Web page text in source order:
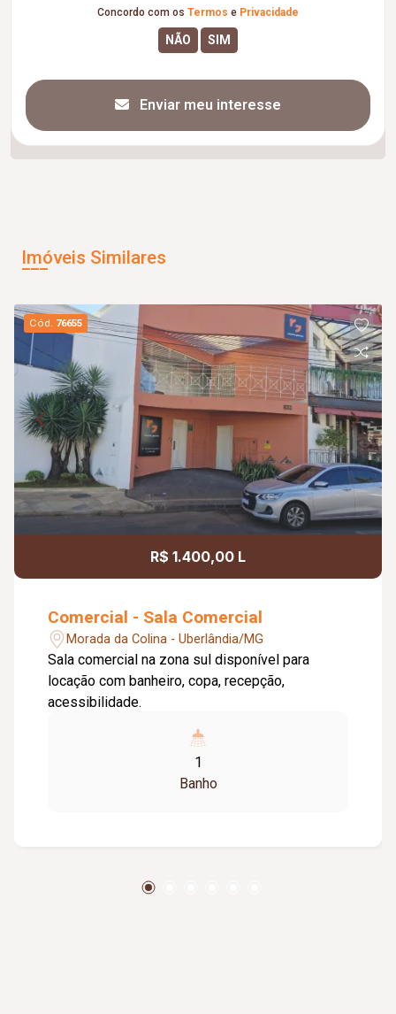
Concordo com os Termos e Privacidade
Enviar meu interesse
Imóveis Similares
Cód. 76655
R$ 1.400,00 L
Comercial - Sala Comercial
Morada da Colina - Uberlândia/MG
Sala comercial na zona sul disponível para
locação com banheiro, copa, recepção,
acessibilidade.
1
Banho